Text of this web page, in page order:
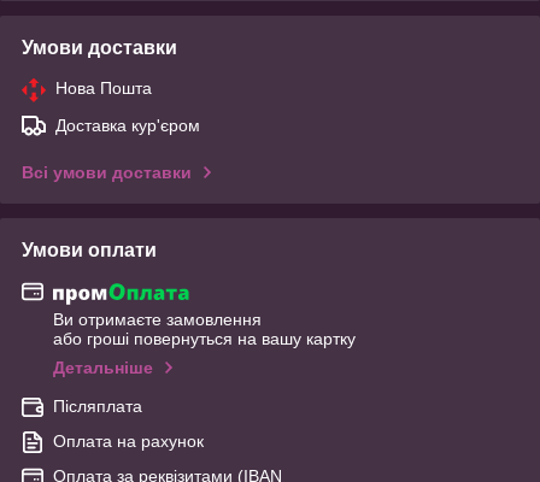
Умови доставки
Нова Пошта
Доставка кур'єром
Всі умови доставки
Умови оплати
Ви отримаєте замовлення
або гроші повернуться на вашу картку
Детальніше
Післяплата
Оплата на рахунок
Оплата за реквізитами (IBAN